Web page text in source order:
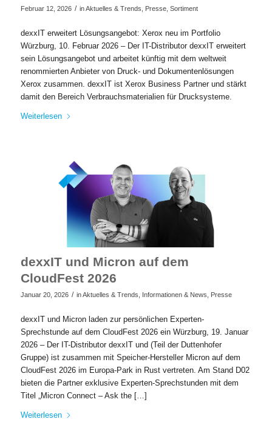
Februar 12, 2026 / inAktuelles & Trends Presse, Sortiment
dexxIT erweitert Lösungsangebot: Xerox neu im Portfolio
Würzburg, 10. Februar 2026 – Der IT-Distributor dexxIT erweitert
sein Lösungsangebot und arbeitet künftig mit dem weltweit
renommierten Anbieter von Druck- und Dokumentenlösungen
Xerox zusammen. dexxIT ist Xerox Business Partner und stärkt
damit den Bereich Verbrauchsmaterialien für Drucksysteme.
Weiterlesen
dexxIT und Micron auf dem
CloudFest 2026
Januar 20, 2026 / inAktuelles & Trends Informationen & News Presse
dexxIT und Micron laden zur persönlichen Experten-
Sprechstunde auf dem CloudFest 2026 ein Würzburg, 19. Januar
2026 – Der IT-Distributor dexxIT und (Teil der Duttenhofer
Gruppe) ist zusammen mit Speicher-Hersteller Micron auf dem
CloudFest 2026 im Europa-Park in Rust vertreten. Am Stand D02
bieten die Partner exklusive Experten-Sprechstunden mit dem
Titel „Micron Connect – Ask the […]
Weiterlesen